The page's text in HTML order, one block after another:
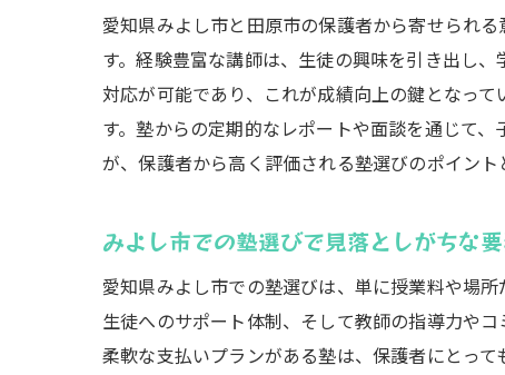
愛知県みよし市と田原市の保護者から寄せられ
す。経験豊富な講師は、生徒の興味を引き出し
対応が可能であり、これが成績向上の鍵となっ
す。塾からの定期的なレポートや面談を通じて
が、保護者から高く評価される塾選びのポイント
みよし市での塾選びで見落としがちな
愛知県みよし市での塾選びは、単に授業料や場
生徒へのサポート体制、そして教師の指導力や
柔軟な支払いプランがある塾は、保護者にとっ